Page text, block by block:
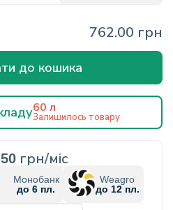
762.00 грн
до кошика
60 л
Залишилось товару
грн/міс
Монобанк
до 6 пл.
Weagro
до 12 пл.